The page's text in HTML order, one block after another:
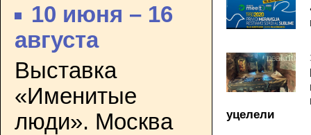
10 июня – 16
августа
Выставка
«Именитые
люди». Москва
уцелели